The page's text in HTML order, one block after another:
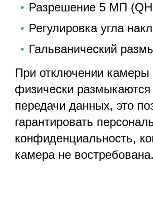
Разрешение 5 МП
Регулировка угла
Гальванический
При отключении камеры
физически размыкаются
передачи данных, это
гарантировать
конфиденциальность,
камера не востребована.